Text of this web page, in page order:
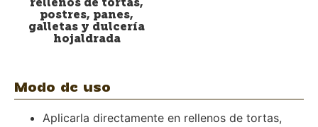
rellenos de tortas,
postres, panes,
galletas y dulcería
hojaldrada
Modo de uso
Aplicarla directamente en rellenos de tortas,